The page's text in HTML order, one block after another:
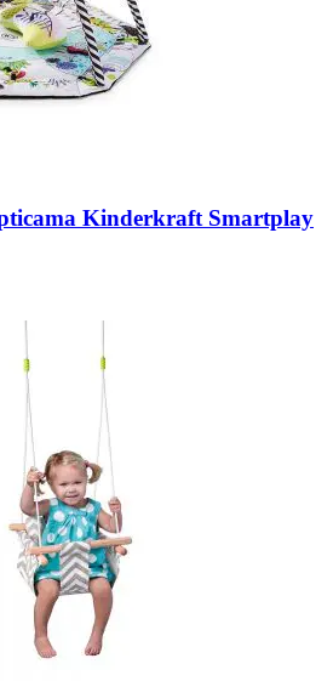
Kinderkraft Smartplay